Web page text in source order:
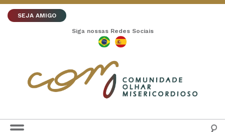
SEJA AMIGO
Siga nossas Redes Sociais